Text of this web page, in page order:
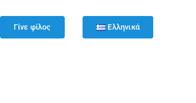
Γίνε φίλος Ελληνικά